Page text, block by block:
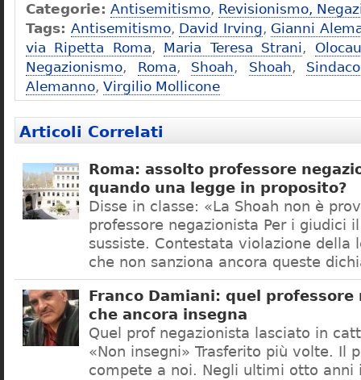
Categorie: Antisemitismo, Revisionismo,
Tags: Antisemitismo, David Irving, Gianni
via Ripetta Roma, Maria Teresa Strani,
Negazionismo, Roma, Shoah, Shoah,
Alemanno, Virgilio Mollicone
Articoli Correlati
Roma: assolto professore
quando una legge in proposito?
Disse in classe: «La Shoah non è
professore negazionista Per i giudici
sussiste. Contestata violazione della
che non sanziona ancora queste
Franco Damiani: quel professore
che ancora insegna
Quel prof negazionista lasciato in
«Non insegni» Trasferito più volte. Il
compete a noi. Negli ultimi otto anni